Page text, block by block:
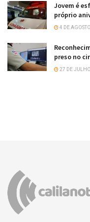
Jovem é
próprio
4 DE
preso no
27 DE